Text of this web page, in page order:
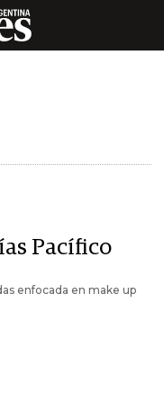
Pacífico
enfocada en make up